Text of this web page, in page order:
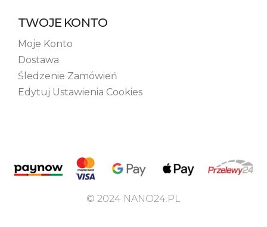
TWOJE KONTO
Moje Konto
Dostawa
Śledzenie Zamówień
Edytuj Ustawienia Cookies
© 2024 NANO24.PL